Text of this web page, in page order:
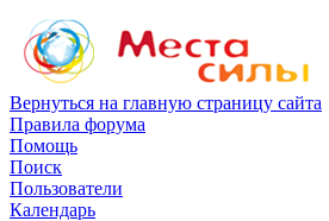
Вернуться на главную страницу сайта
Правила форума
Помощь
Поиск
Пользователи
Календарь